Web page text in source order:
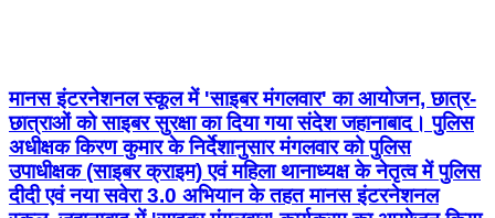
मानस इंटरनेशनल स्कूल में 'साइबर मंगलवार' का आयोजन, छात्र-
छात्राओं को साइबर सुरक्षा का दिया गया संदेश जहानाबाद। पुलिस
अधीक्षक किरण कुमार के निर्देशानुसार मंगलवार को पुलिस
उपाधीक्षक (साइबर क्राइम) एवं महिला थानाध्यक्ष के नेतृत्व में पुलिस
दीदी एवं नया सवेरा 3.0 अभियान के तहत मानस इंटरनेशनल